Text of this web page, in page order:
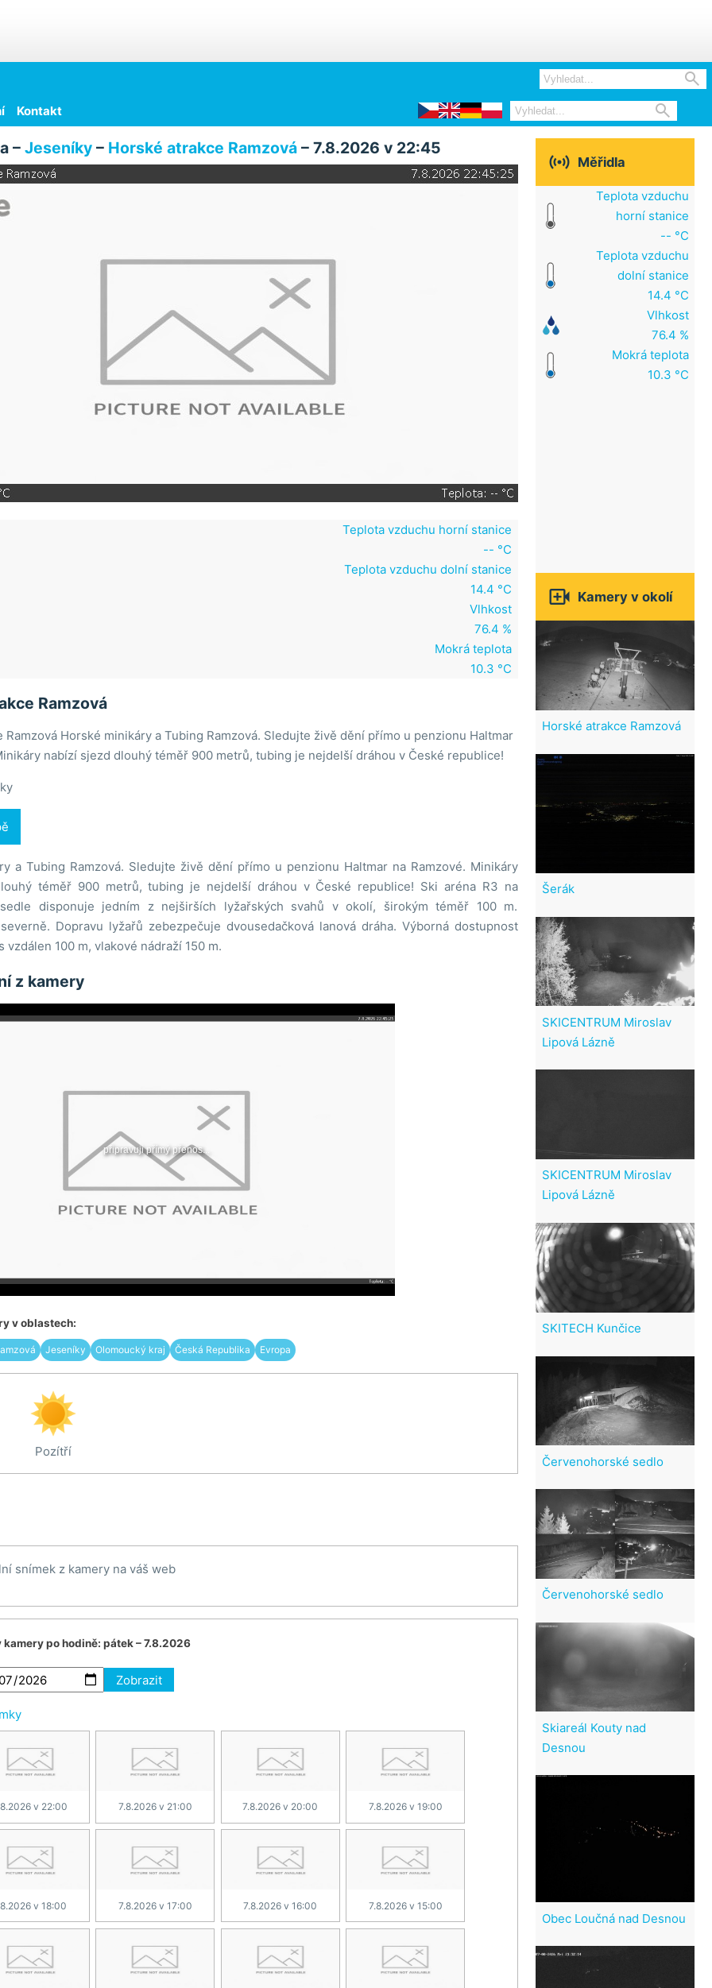

Kontakt 
– Jeseníky– Horské atrakce Ramzová– 7.8.2026 v 22:45
Teplota vzduchu horní stanice
-- °C
Teplota vzduchu dolní stanice
14.4 °C
Vlhkost
76.4 %
Mokrá teplota
10.3 °C
Ramzová
Ramzová Horské minikáry a Tubing Ramzová. Sledujte živě dění přímo u penzionu Haltmar
nabízí sjezd dlouhý téměř 900 metrů, tubing je nejdelší dráhou v České republice!
a Tubing Ramzová. Sledujte živě dění přímo u penzionu Haltmar na Ramzové. Minikáry
téměř 900 metrů, tubing je nejdelší dráhou v České republice! Ski aréna R3 na
sedle disponuje jedním z nejširších lyžařských svahů v okolí, širokým téměř 100 m.
Dopravu lyžařů zebezpečuje dvousedačková lanová dráha. Výborná dostupnost
vzdálen 100 m, vlakové nádraží 150 m.
z kamery
v oblastech:
Jeseníky Olomoucký kraj Česká Republika Evropa
Pozítří
snímek z kamery na váš web
kamery po hodině: pátek – 7.8.2026
Zobrazit
v 22:00 7.8.2026 v 21:00 7.8.2026 v 20:00 7.8.2026 v 19:00
v 18:00 7.8.2026 v 17:00 7.8.2026 v 16:00 7.8.2026 v 15:00
 Měřidla
Teplota vzduchu
horní stanice
-- °C
Teplota vzduchu
dolní stanice
14.4 °C
Vlhkost
76.4 %
Mokrá teplota
10.3 °C
 Kamery v okolí
Horské atrakce Ramzová
Šerák
SKICENTRUM Miroslav
Lipová Lázně
SKICENTRUM Miroslav
Lipová Lázně
SKITECH Kunčice
Červenohorské sedlo
Červenohorské sedlo
Skiareál Kouty nad
Desnou
Obec Loučná nad Desnou